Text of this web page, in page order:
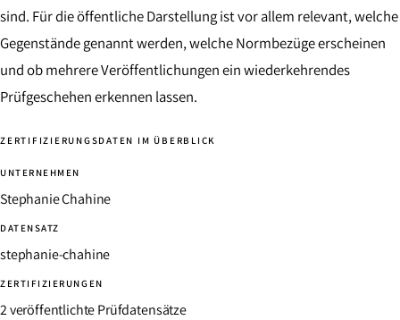
sind. Für die öffentliche Darstellung ist vor allem relevant, welche
Gegenstände genannt werden, welche Normbezüge erscheinen
und ob mehrere Veröffentlichungen ein wiederkehrendes
Prüfgeschehen erkennen lassen.
ZERTIFIZIERUNGSDATEN IM ÜBERBLICK
UNTERNEHMEN
Stephanie Chahine
DATENSATZ
stephanie-chahine
ZERTIFIZIERUNGEN
2 veröffentlichte Prüfdatensätze